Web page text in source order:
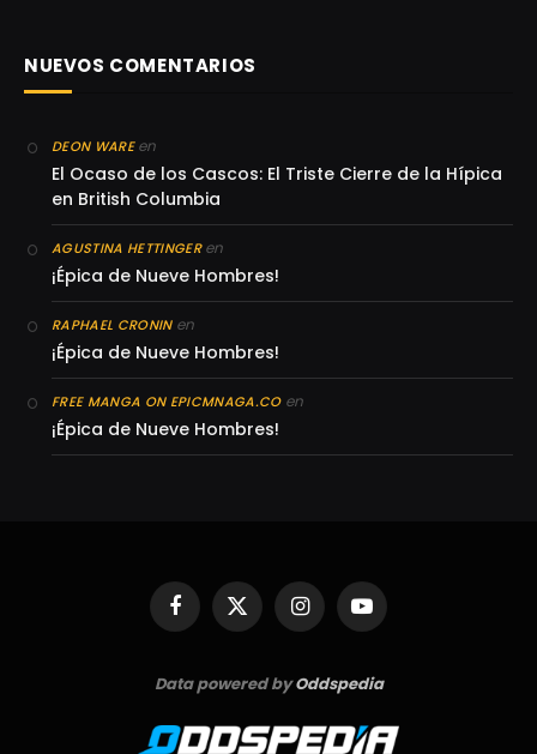
NUEVOS COMENTARIOS
DEON WAREen
El Ocaso de los Cascos: El Triste Cierre de la Hípica
en British Columbia
AGUSTINA HETTINGERen
¡Épica de Nueve Hombres!
RAPHAEL CRONINen
¡Épica de Nueve Hombres!
FREE MANGA ON EPICMNAGA.COen
¡Épica de Nueve Hombres!
Facebook
X
(Twitter)
InstagramYouTube
Data powered byOddspedia